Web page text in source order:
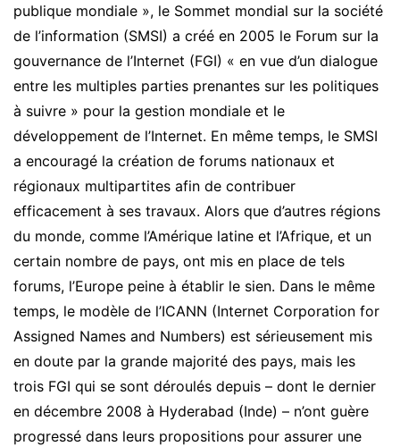
publique mondiale », le Sommet mondial sur la société
de l’information (SMSI) a créé en 2005 le Forum sur la
gouvernance de l’Internet (FGI) « en vue d’un dialogue
entre les multiples parties prenantes sur les politiques
à suivre » pour la gestion mondiale et le
développement de l’Internet. En même temps, le SMSI
a encouragé la création de forums nationaux et
régionaux multipartites afin de contribuer
efficacement à ses travaux. Alors que d’autres régions
du monde, comme l’Amérique latine et l’Afrique, et un
certain nombre de pays, ont mis en place de tels
forums, l’Europe peine à établir le sien. Dans le même
temps, le modèle de l’ICANN (Internet Corporation for
Assigned Names and Numbers) est sérieusement mis
en doute par la grande majorité des pays, mais les
trois FGI qui se sont déroulés depuis – dont le dernier
en décembre 2008 à Hyderabad (Inde) – n’ont guère
progressé dans leurs propositions pour assurer une